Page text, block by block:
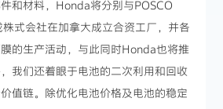
和材料，Honda将分别与POSCO
式会社在加拿大成立合资工厂，并各
的生产活动，与此同时Honda也将推
我们还着眼于电池的二次利用和回收
值链。除优化电池价格及电池的稳定